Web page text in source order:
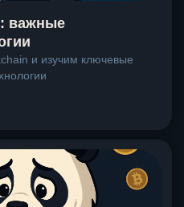
важные
и изучим ключевые